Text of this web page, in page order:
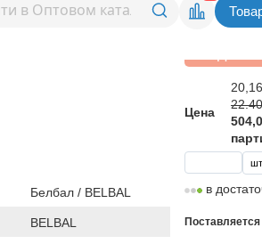
Белбал / BELBAL
BELBAL
Цена
20,16
в